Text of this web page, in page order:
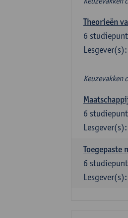
Theorieën
6
Lesgever(s):
Keuzevakken
6
Lesgever(s):
Toegepaste
6
Lesgever(s):